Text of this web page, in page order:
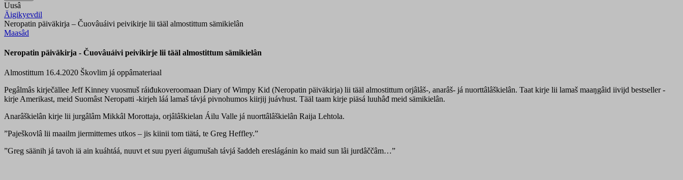
Uusâ
Äigikyevdil
Neropatin päiväkirja – Čuovâuáivi peivikirje lii tääl almostittum sämikielân
Maasâd
Neropatin päiväkirja - Čuovâuáivi peivikirje lii tääl almostittum sämikielân
Almostittum 16.4.2020 Škovlim já oppâmateriaal
Pegâlmâs kirječällee Jeff Kinney vuosmuš ráiđukoveroomaan Diary of Wimpy Kid (Neropatin päiväkirja) lii tääl almostittum orjâlâš-, anarâš- já nuorttâlâškielân. Taat kirje lii lamaš maaŋgâid iivijd bestseller -
kirje Amerikast, meid Suomâst Neropatti -kirjeh láá lamaš távjá pivnohumos kiirjij juávhust. Tääl taam kirje piäsá luuhâđ meid sämikielân.
Anarâškielân kirje lii jurgâlâm Mikkâl Morottaja, orjâlâškielan Áilu Valle já nuorttâlâškielân Raija Lehtola.
”Paješkovlâ lii maailm jiermittemes utkos – jis kiinii tom tiätá, te Greg Heffley.”
”Greg säänih já tavoh iä ain kuáhtáá, nuuvt et suu pyeri áigumušah távjá šaddeh ereslágánin ko maid sun lâi jurdâččâm…”